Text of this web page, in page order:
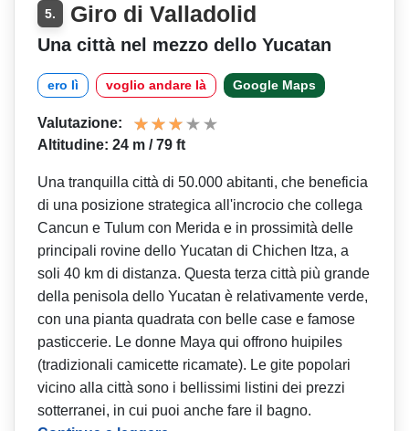
5. Giro di Valladolid
Una città nel mezzo dello Yucatan
ero lì voglio andare là Google Maps
Valutazione:
Altitudine: 24 m / 79 ft
Una tranquilla città di 50.000 abitanti, che beneficia
di una posizione strategica all'incrocio che collega
Cancun e Tulum con Merida e in prossimità delle
principali rovine dello Yucatan di Chichen Itza, a
soli 40 km di distanza. Questa terza città più grande
della penisola dello Yucatan è relativamente verde,
con una pianta quadrata con belle case e famose
pasticcerie. Le donne Maya qui offrono huipiles
(tradizionali camicette ricamate). Le gite popolari
vicino alla città sono i bellissimi listini dei prezzi
sotterranei, in cui puoi anche fare il bagno.